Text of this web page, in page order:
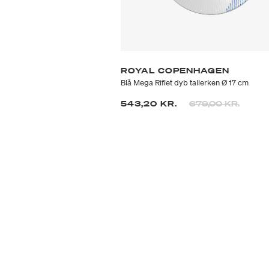
ROYAL COPENHAGEN
Blå Mega Riflet dyb tallerken Ø 17 cm
543,20 KR. Prisen er nedsat
679,00 KR.til